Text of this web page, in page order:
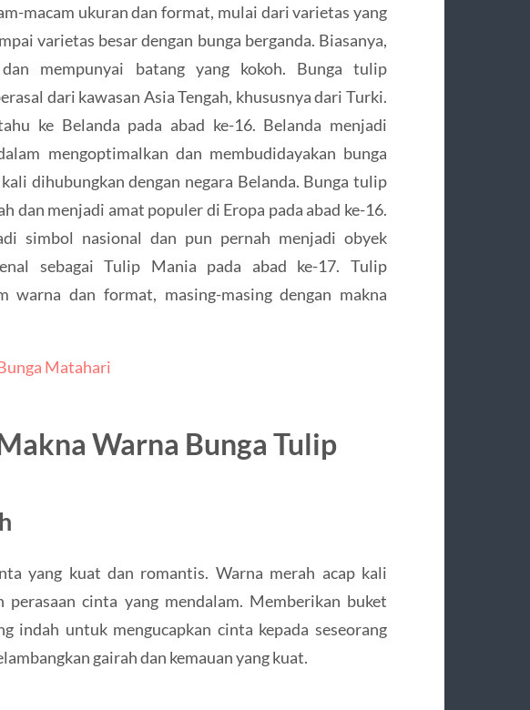
macam ukuran dan format, mulai dari varietas yang
varietas besar dengan bunga berganda. Biasanya,
mempunyai batang yang kokoh. Bunga tulip
dari kawasan Asia Tengah, khususnya dari Turki.
ke Belanda pada abad ke-16. Belanda menjadi
mengoptimalkan dan membudidayakan bunga
dihubungkan dengan negara Belanda. Bunga tulip
dan menjadi amat populer di Eropa pada abad ke-16.
simbol nasional dan pun pernah menjadi obyek
sebagai Tulip Mania pada abad ke-17. Tulip
warna dan format, masing-masing dengan makna
Matahari
Warna Bunga Tulip
yang kuat dan romantis. Warna merah acap kali
perasaan cinta yang mendalam. Memberikan buket
indah untuk mengucapkan cinta kepada seseorang
gairah dan kemauan yang kuat.